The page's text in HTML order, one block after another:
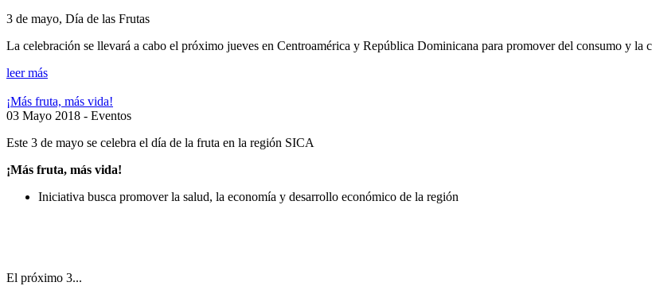
3 de mayo, Día de las Frutas
La celebración se llevará a cabo el próximo jueves en Centroamérica y República Dominicana para promover del consumo
leer más
¡Más fruta, más vida!
03 Mayo 2018 - Eventos
Este 3 de mayo se celebra el día de la fruta en la región SICA
¡Más fruta, más vida!
Iniciativa busca promover la salud, la economía y desarrollo económico de la región
El próximo 3...